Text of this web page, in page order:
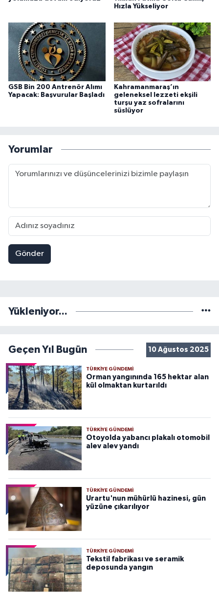
Hızla Yükseliyor
GSB Bin 200 Antrenör Alımı
Yapacak: Başvurular Başladı
Kahramanmaraş’ın
geleneksel lezzeti ekşili
turşu yaz sofralarını
süslüyor
Yorumlar
Gönder
Yükleniyor...
Geçen Yıl Bugün 10 Ağustos 2025
TÜRKIYE GÜNDEMI
Orman yangınında 165 hektar alan
kül olmaktan kurtarıldı
TÜRKIYE GÜNDEMI
Otoyolda yabancı plakalı otomobil
alev alev yandı
TÜRKIYE GÜNDEMI
Urartu'nun mühürlü hazinesi, gün
yüzüne çıkarılıyor
TÜRKIYE GÜNDEMI
Tekstil fabrikası ve seramik
deposunda yangın